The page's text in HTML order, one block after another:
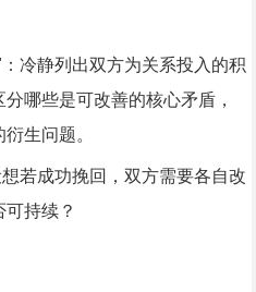
冷静列出双方为关系投入的积
哪些是可改善的核心矛盾，
生问题。
若成功挽回，双方需要各自改
持续？